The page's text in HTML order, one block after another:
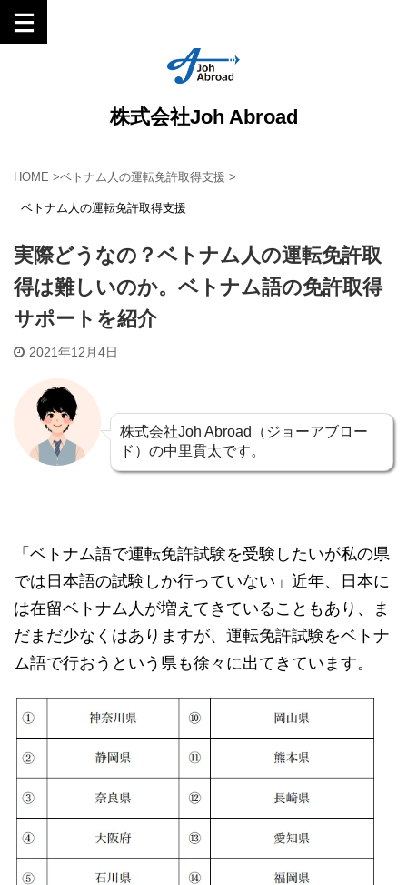
株式会社Joh Abroad
HOME >ベトナム人の運転免許取得支援 >
ベトナム人の運転免許取得支援
実際どうなの？ベトナム人の運転免許取
得は難しいのか。ベトナム語の免許取得
サポートを紹介
2021年12月4日
株式会社Joh Abroad（ジョーアブロー
ド）の中里貫太です。
「ベトナム語で運転免許試験を受験したいが私の県
では日本語の試験しか行っていない」近年、日本に
は在留ベトナム人が増えてきていることもあり、ま
だまだ少なくはありますが、運転免許試験をベトナ
ム語で行おうという県も徐々に出てきています。